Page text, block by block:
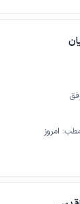
مطب: امروز